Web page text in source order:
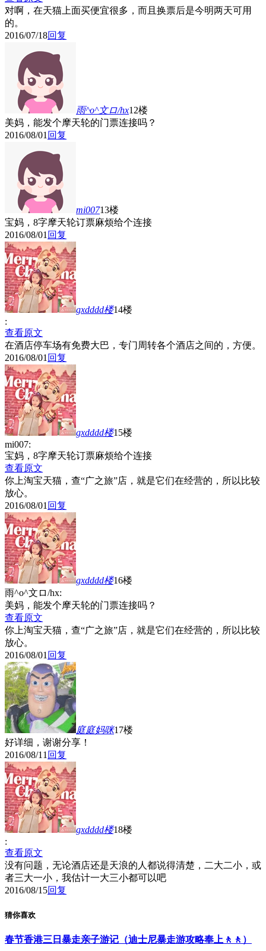
对啊，在天猫上面买便宜很多，而且换票后是今明两天可用
的。
2016/07/18回复
雨^o^文ロ/hx12楼
美妈，能发个摩天轮的门票连接吗？
2016/08/01 回复
mi00713楼
宝妈，8字摩天轮订票麻烦给个连接
2016/08/01 回复
gxdddd楼14楼
:
查看原文
在酒店停车场有免费大巴，专门周转各个酒店之间的，方便。
2016/08/01 回复
gxdddd楼15楼
mi007:
宝妈，8字摩天轮订票麻烦给个连接
查看原文
你上淘宝天猫，查“广之旅”店，就是它们在经营的，所以比较
放心。
2016/08/01 回复
gxdddd楼16楼
雨^o^文ロ/hx:
美妈，能发个摩天轮的门票连接吗？
查看原文
你上淘宝天猫，查“广之旅”店，就是它们在经营的，所以比较
放心。
2016/08/01 回复
庭庭妈咪17楼
好详细，谢谢分享！
2016/08/11 回复
gxdddd楼18楼
:
查看原文
没有问题，无论酒店还是天浪的人都说得清楚，二大二小，或
者三大一小，我估计一大三小都可以吧
2016/08/15回复
猜你喜欢
春节香港三日暴走亲子游记（迪士尼暴走游攻略奉上🚶🚶）